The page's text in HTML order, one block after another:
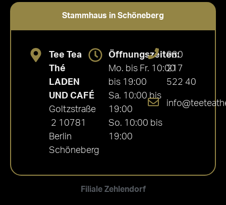
Stammhaus in Schöneberg
Filiale Zehlendorf
Tee Tea
Thé
LADEN
UND CAFÉ
Goltzstraße
2 10781
Berlin
Schöneberg
Öffnungszeiten:
Mo. bis Fr. 10:00
bis 19:00
Sa. 10:00 bis
19:00
So. 10:00 bis
19:00
030
217
522 40